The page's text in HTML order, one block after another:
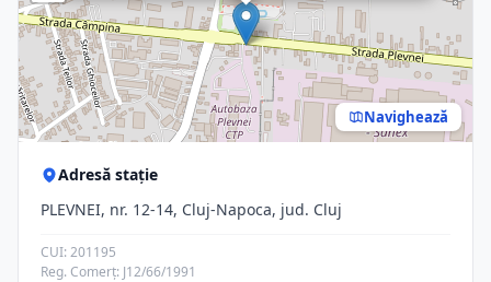
Navighează
Adresă stație
PLEVNEI, nr. 12-14, Cluj-Napoca, jud. Cluj
CUI: 201195
Reg. Comerț: J12/66/1991